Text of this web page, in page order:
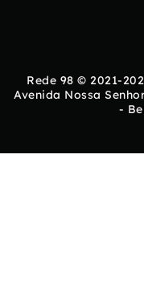
Rede 98 © 2021-
Avenida Nossa
-